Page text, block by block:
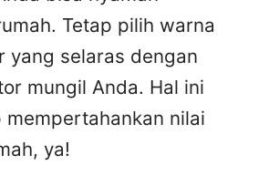
Tetap pilih warna
yang selaras dengan
mungil Anda. Hal ini
mempertahankan nilai
ya!